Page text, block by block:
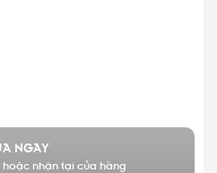
NGAY
nhận tại cửa hàng